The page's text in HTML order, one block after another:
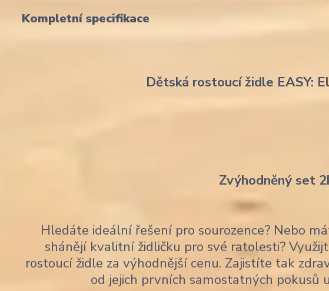
Kompletní specifikace
Dětská rostoucí židle EASY:
Zvýhodněný set
Hledáte ideální řešení pro sourozence? Nebo
shánějí kvalitní židličku pro své ratolesti?
rostoucí židle za výhodnější cenu. Zajistíte tak
od jejich prvních samostatných pokusů